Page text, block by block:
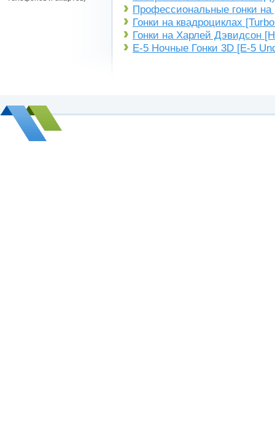
Профессиональные гонки
Гонки на квадроциклах
Гонки на Харлей Дэвидсон
E-5 Ночные Гонки 3D [E-5